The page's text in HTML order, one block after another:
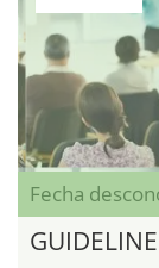
Fecha